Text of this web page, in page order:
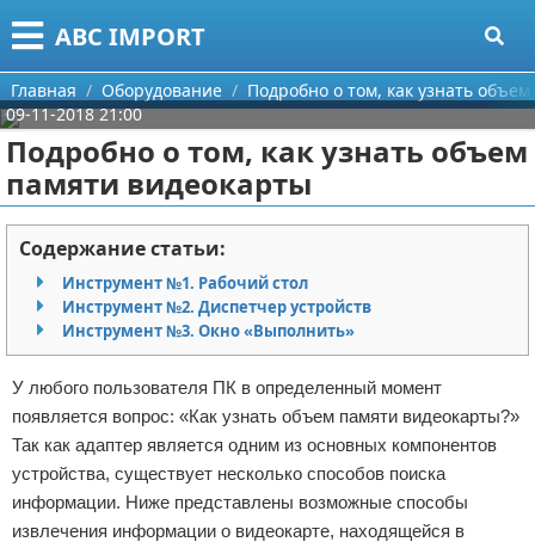
ABC IMPORT
Меню
Главная
Категории
Программирование
Оборудование
Ноутбуки
Сотовые телефоны
Современные устройства
GPS
Поиск
О проекте
Контакты
Сотрудничество
Размещение рекламы
Для правообладателей
Условия предоставления информации
Главная Оборудование
Подробно о том, как узнать
09-11-2018 21:00
Подробно о том, как узнать объем
памяти видеокарты
Содержание статьи:
Инструмент №1. Рабочий стол
Инструмент №2. Диспетчер устройств
Инструмент №3. Окно «Выполнить»
У любого пользователя ПК в определенный момент
появляется вопрос: «Как узнать объем памяти видеокарты?»
Так как адаптер является одним из основных компонентов
устройства, существует несколько способов поиска
информации. Ниже представлены возможные способы
извлечения информации о видеокарте, находящейся в